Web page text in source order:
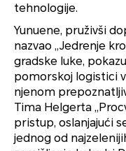
tehnologije.
Yunuene, pruživši
nazvao „Jedrenje
gradske luke,
pomorskoj logistici
njenom
Tima Helgerta
pristup, oslanjajući
jednog od